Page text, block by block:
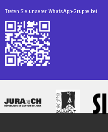
Treten Sie unserer WhatsApp-Gruppe bei